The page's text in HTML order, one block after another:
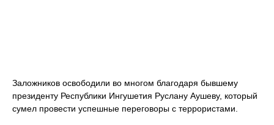
Заложников освободили во многом благодаря бывшему
президенту Республики Ингушетия Руслану Аушеву, который
сумел провести успешные переговоры с террористами.